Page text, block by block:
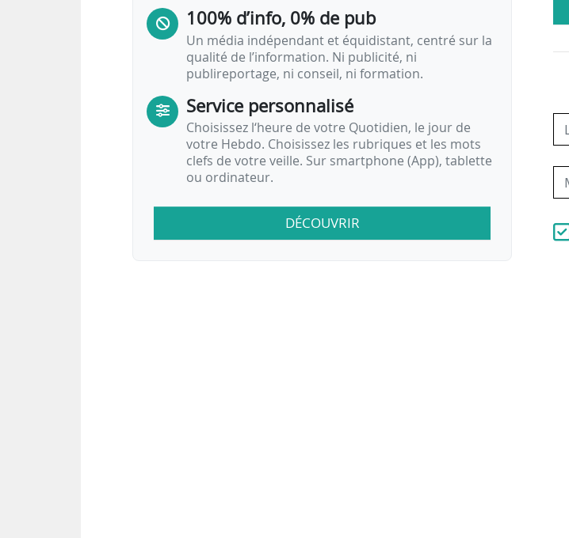
100% d’info, 0% de pub
Un média indépendant et équidistant, centré sur la
qualité de l’information. Ni publicité, ni
publireportage, ni conseil, ni formation.
Service personnalisé
Choisissez l‘heure de votre Quotidien, le jour de
votre Hebdo. Choisissez les rubriques et les mots
clefs de votre veille. Sur smartphone (App), tablette
ou ordinateur.
DÉCOUVRIR